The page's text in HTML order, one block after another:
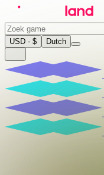
USD - $ Dutch